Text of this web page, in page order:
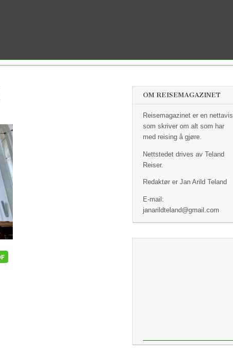
OM REISEMAGAZINET
Reisemagazinet er en nettavis
som skriver om alt som har
med reising å gjøre.
Nettstedet drives av Teland
Reiser.
Redaktør er Jan Arild Teland
E-mail:
janarildteland@gmail.com